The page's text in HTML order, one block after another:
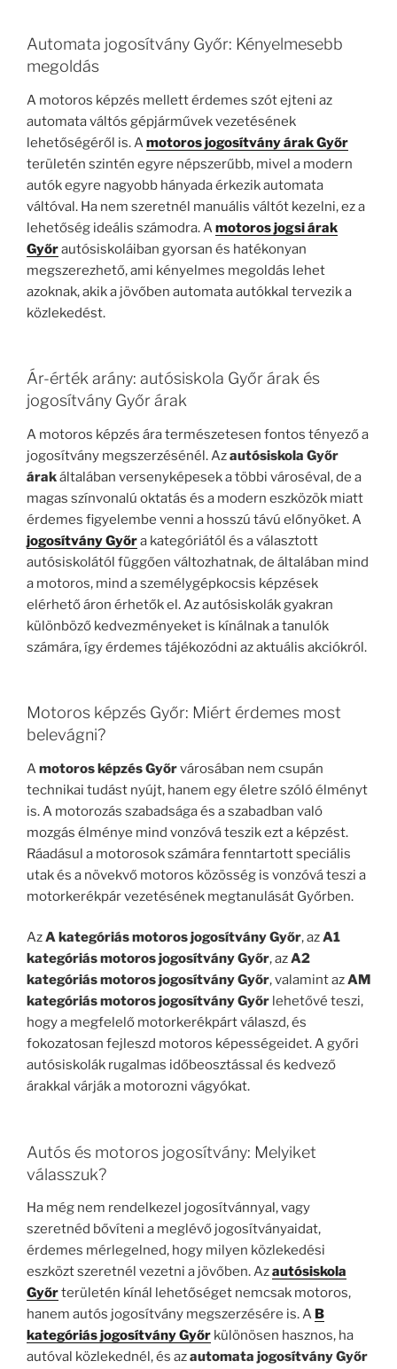
Automata jogosítvány Győr: Kényelmesebb
megoldás
A motoros képzés mellett érdemes szót ejteni az
automata váltós gépjárművek vezetésének
lehetőségéről is. Amotoros jogosítvány árak Győr
területén szintén egyre népszerűbb, mivel a modern
autók egyre nagyobb hányada érkezik automata
váltóval. Ha nem szeretnél manuális váltót kezelni, ez a
lehetőség ideális számodra. Amotoros jogsi árak
Győrautósiskoláiban gyorsan és hatékonyan
megszerezhető, ami kényelmes megoldás lehet
azoknak, akik a jövőben automata autókkal tervezik a
közlekedést.
Ár-érték arány: autósiskola Győr árak és
jogosítvány Győr árak
A motoros képzés ára természetesen fontos tényező a
jogosítvány megszerzésénél. Azautósiskola Győr
árakáltalában versenyképesek a többi városéval, de a
magas színvonalú oktatás és a modern eszközök miatt
érdemes figyelembe venni a hosszú távú előnyöket. A
jogosítvány Győra kategóriától és a választott
autósiskolától függően változhatnak, de általában mind
a motoros, mind a személygépkocsis képzések
elérhető áron érhetők el. Az autósiskolák gyakran
különböző kedvezményeket is kínálnak a tanulók
számára, így érdemes tájékozódni az aktuális akciókról.
Motoros képzés Győr: Miért érdemes most
belevágni?
Amotoros képzés Győrvárosában nem csupán
technikai tudást nyújt, hanem egy életre szóló élményt
is. A motorozás szabadsága és a szabadban való
mozgás élménye mind vonzóvá teszik ezt a képzést.
Ráadásul a motorosok számára fenntartott speciális
utak és a növekvő motoros közösség is vonzóvá teszi a
motorkerékpár vezetésének megtanulását Győrben.
AzA kategóriás motoros jogosítvány Győr, azA1
kategóriás motoros jogosítvány Győr, azA2
kategóriás motoros jogosítvány Győr, valamint azAM
kategóriás motoros jogosítvány Győr lehetővé teszi,
hogy a megfelelő motorkerékpárt válaszd, és
fokozatosan fejleszd motoros képességeidet. A győri
autósiskolák rugalmas időbeosztással és kedvező
árakkal várják a motorozni vágyókat.
Autós és motoros jogosítvány: Melyiket
válasszuk?
Ha még nem rendelkezel jogosítvánnyal, vagy
szeretnéd bővíteni a meglévő jogosítványaidat,
érdemes mérlegelned, hogy milyen közlekedési
eszközt szeretnél vezetni a jövőben. Azautósiskola
Győrterületén kínál lehetőséget nemcsak motoros,
hanem autós jogosítvány megszerzésére is. A B
kategóriás jogosítvány Győr különösen hasznos, ha
autóval közlekednél, és azautomata jogosítvány Győr